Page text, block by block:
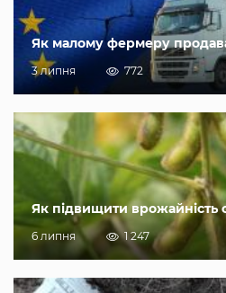
Як малому фермеру
3 липня 772
Як підвищити врожайність
6 липня 1 247